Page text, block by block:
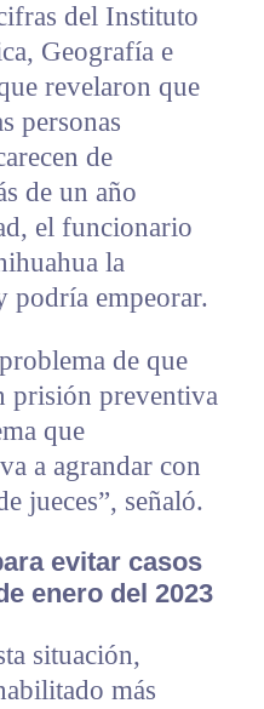
del Instituto
Geografía e
revelaron que
personas
de
de un año
el funcionario
la
podría empeorar.
de que
prisión preventiva
que
a agrandar con
jueces”, señaló.
evitar casos
enero del 2023
situación,
más